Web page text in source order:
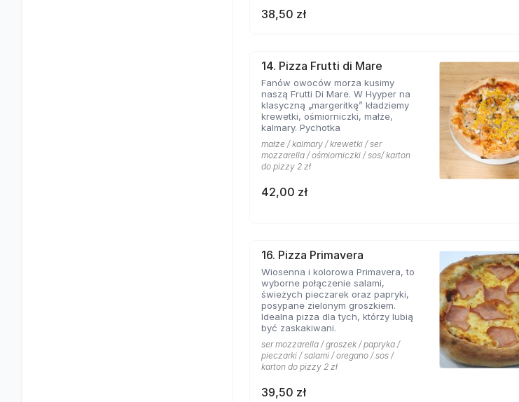
38,50 zł
14. Pizza Frutti di Mare
Fanów owoców morza kusimy
naszą Frutti Di Mare. W Hyyper na
klasyczną „margeritkę” kładziemy
krewetki, ośmiorniczki, małże,
kalmary. Pychotka
małże / kalmary / krewetki / ser
mozzarella / ośmiorniczki / sos/ karton
do pizzy 2 zł
42,00 zł
16. Pizza Primavera
Wiosenna i kolorowa Primavera, to
wyborne połączenie salami,
świeżych pieczarek oraz papryki,
posypane zielonym groszkiem.
Idealna pizza dla tych, którzy lubią
być zaskakiwani.
ser mozzarella / groszek / papryka /
pieczarki / salami / oregano / sos /
karton do pizzy 2 zł
39,50 zł